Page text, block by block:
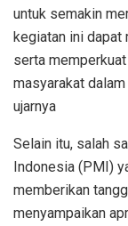
untuk semakin
kegiatan ini dapat
serta
masyarakat
ujarnya
Selain itu, salah
Indonesia (PMI)
memberikan
menyampaikan